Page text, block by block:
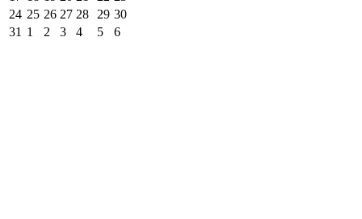
24 25 26 27 28 29 30
31 1 2 3 4 5 6